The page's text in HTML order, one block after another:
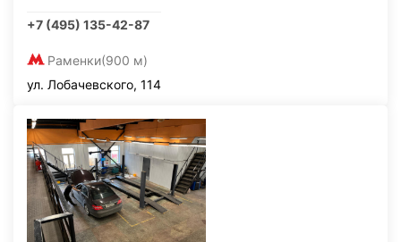
+7 (495) 135-42-87
Раменки(900 м)
ул. Лобачевского, 114